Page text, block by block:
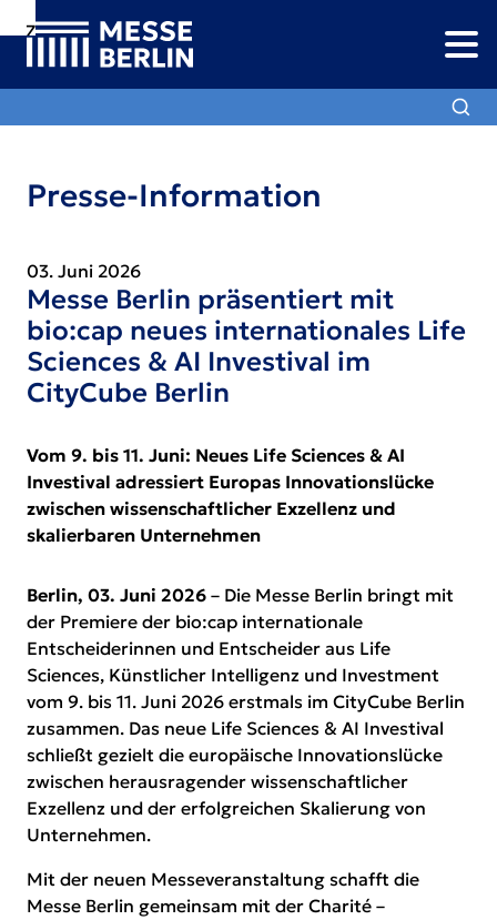
Zur
Navigation
Zur
Suche
Zum
Hauptinhalt
Presse-Information
03. Juni 2026
Messe Berlin präsentiert mit
bio:cap neues internationales Life
Sciences & AI Investival im
CityCube Berlin
Vom 9. bis 11. Juni: Neues Life Sciences & AI
Investival adressiert Europas Innovationslücke
zwischen wissenschaftlicher Exzellenz und
skalierbaren Unternehmen
Berlin, 03. Juni 2026 – Die Messe Berlin bringt mit
der Premiere der bio:cap internationale
Entscheiderinnen und Entscheider aus Life
Sciences, Künstlicher Intelligenz und Investment
vom 9. bis 11. Juni 2026 erstmals im CityCube Berlin
zusammen. Das neue Life Sciences & AI Investival
schließt gezielt die europäische Innovationslücke
zwischen herausragender wissenschaftlicher
Exzellenz und der erfolgreichen Skalierung von
Unternehmen.
Mit der neuen Messeveranstaltung schafft die
Messe Berlin gemeinsam mit der Charité –